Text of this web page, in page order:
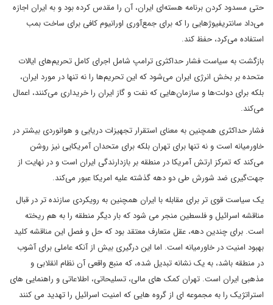
حتی مسدود کردن برنامه هسته‌ای ایران، آن را مقدس کرده بود و به ایران اجازه
می‌داد سانتریفیوژهایی را که برای جمع‌آوری اورانیوم کافی برای ساخت بمب
استفاده می‌کرد، حفظ کند.
بازگشت به سیاست فشار حداکثری ترامپ شامل اجرای کامل تحریم‌های ایالات
متحده بر بخش انرژی ایران می‌شود که این تحریم‌ها را نه تنها در مورد ایران،
بلکه برای دولت‌ها و سازمان‌هایی که نفت و گاز ایران را خریداری می‌کنند، اعمال
می‌کند.
فشار حداکثری همچنین به معنای استقرار تجهیزات دریایی و هوانوردی بیشتر در
خاورمیانه است و نه تنها برای تهران بلکه برای متحدان آمریکایی نیز روشن
می‌کند که تمرکز ارتش آمریکا در منطقه بر بازدارندگی ایران است و در نهایت از
جهت‌گیری ضد شورش طی دو دهه گذشته علیه امریکا عبور می‌کند.
یک سیاست قوی تر برای مقابله با ایران همچنین به رویکردی سازنده تر در قبال
مناقشه اسرائیل و فلسطین منجر می شود که بار دیگر منطقه را به هم ریخته
است. برای چندین دهه، عقل متعارف معتقد بود که حل و فصل این مناقشه کلید
بهبود امنیت در خاورمیانه است. اما این درگیری بیش از آنکه عاملی برای آشوب
در منطقه باشد، به یک نشانه تبدیل شده، که منبع واقعی آن نظام انقلابی و
مذهبی ایران است. تهران کمک های مالی، تسلیحاتی، اطلاعاتی و راهنمایی های
استراتژیک را به مجموعه ای از گروه هایی که امنیت اسرائیل را تهدید می کنند